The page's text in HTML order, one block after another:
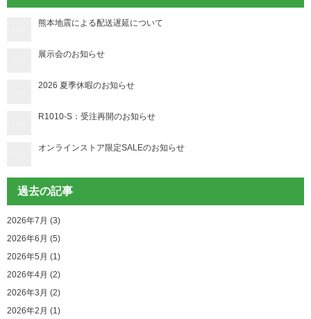
熊本地震による配送遅延について
展示会のお知らせ
2026 夏季休暇のお知らせ
R1010-S：受注再開のお知らせ
オンラインストア限定SALEのお知らせ
過去の記事
2026年7月 (3)
2026年6月 (5)
2026年5月 (1)
2026年4月 (2)
2026年3月 (2)
2026年2月 (1)